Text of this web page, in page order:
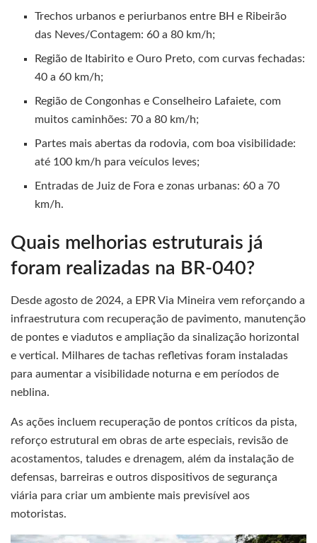
Trechos urbanos e periurbanos entre BH e Ribeirão
das Neves/Contagem: 60 a 80 km/h;
Região de Itabirito e Ouro Preto, com curvas fechadas:
40 a 60 km/h;
Região de Congonhas e Conselheiro Lafaiete, com
muitos caminhões: 70 a 80 km/h;
Partes mais abertas da rodovia, com boa visibilidade:
até 100 km/h para veículos leves;
Entradas de Juiz de Fora e zonas urbanas: 60 a 70
km/h.
Quais melhorias estruturais já
foram realizadas na BR-040?
Desde agosto de 2024, a EPR Via Mineira vem reforçando a
infraestrutura com recuperação de pavimento, manutenção
de pontes e viadutos e ampliação da sinalização horizontal
e vertical. Milhares de tachas refletivas foram instaladas
para aumentar a visibilidade noturna e em períodos de
neblina.
As ações incluem recuperação de pontos críticos da pista,
reforço estrutural em obras de arte especiais, revisão de
acostamentos, taludes e drenagem, além da instalação de
defensas, barreiras e outros dispositivos de segurança
viária para criar um ambiente mais previsível aos
motoristas.